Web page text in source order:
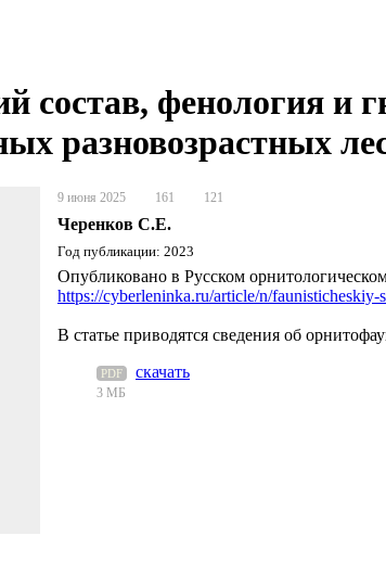
состав, фенология и
разновозрастных
9 июня 2025 161 121
Черенков С.Е.
Год публикации: 2023
Опубликовано в Русском
https://cyberleninka.ru/article/n/
В статье приводятся сведения об
PDF скачать
3 МБ